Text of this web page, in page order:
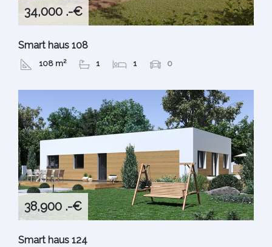
34,000 .-€
Smart haus 108
108 m² 1 1 0
38,900 .-€
Smart haus 124